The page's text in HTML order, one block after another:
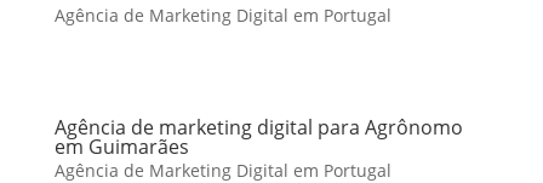
Agência de Marketing Digital em Portugal
Agência de marketing digital para Agrônomo
em Guimarães
Agência de Marketing Digital em Portugal